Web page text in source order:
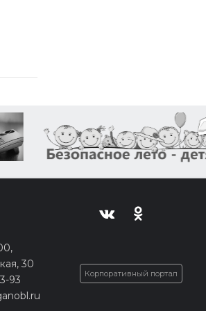
30
93
Корпоративный портал